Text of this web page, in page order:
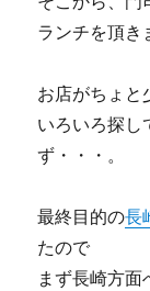
ランチを頂き
お店がちょと
いろいろ探し
ず・・・。
最終目的の長
たので
まず長崎方面